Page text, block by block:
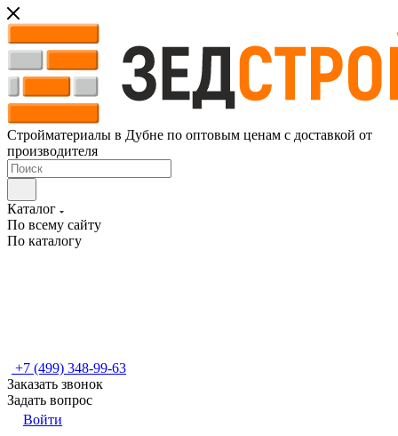
Стройматериалы в Дубне по оптовым ценам с доставкой от
производителя
Каталог
По всему сайту
По каталогу
+7 (499) 348-99-63
Заказать звонок
Задать вопрос
Войти